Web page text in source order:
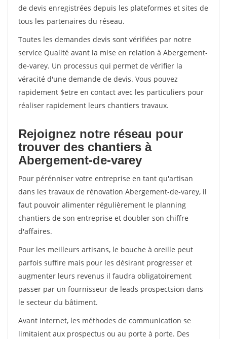
de devis enregistrées depuis les plateformes et sites de
tous les partenaires du réseau.
Toutes les demandes devis sont vérifiées par notre
service Qualité avant la mise en relation à Abergement-
de-varey. Un processus qui permet de vérifier la
véracité d'une demande de devis. Vous pouvez
rapidement $etre en contact avec les particuliers pour
réaliser rapidement leurs chantiers travaux.
Rejoignez notre réseau pour
trouver des chantiers à
Abergement-de-varey
Pour pérénniser votre entreprise en tant qu'artisan
dans les travaux de rénovation Abergement-de-varey, il
faut pouvoir alimenter régulièrement le planning
chantiers de son entreprise et doubler son chiffre
d'affaires.
Pour les meilleurs artisans, le bouche à oreille peut
parfois suffire mais pour les désirant progresser et
augmenter leurs revenus il faudra obligatoirement
passer par un fournisseur de leads prospectsion dans
le secteur du bâtiment.
Avant internet, les méthodes de communication se
limitaient aux prospectus ou au porte à porte. Des